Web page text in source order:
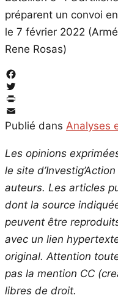
préparent un convoi
le 7 février 2022
Rene Rosas)
Facebook
Twitter
PrintFriendly
Email
Publié dans Analyses
Les opinions
le site
auteurs. Les articles
dont la source
peuvent être
avec un lien
original. Attention
pas la mention CC
libres de droit.